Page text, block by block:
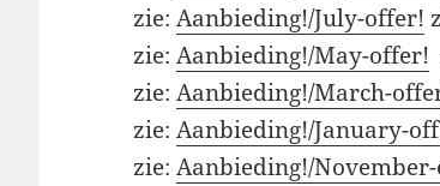
zie:Aanbieding!/July-offer!
zie:Aanbieding!/May-offer!
zie:Aanbieding!/March-
zie:Aanbieding!/January-
zie:Aanbieding!/